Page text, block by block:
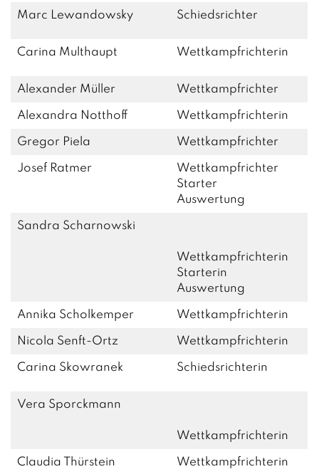
Marc Lewandowsky Schiedsrichter
Carina Multhaupt Wettkampfrichterin
Alexander Müller Wettkampfrichter
Alexandra Notthoff Wettkampfrichterin
Gregor Piela Wettkampfrichter
Josef Ratmer
Wettkampfrichter
Starter
Auswertung
Sandra Scharnowski
Wettkampfrichterin
Starterin
Auswertung
Annika Scholkemper Wettkampfrichterin
Nicola Senft-Ortz Wettkampfrichterin
Carina Skowranek Schiedsrichterin
Vera Sporckmann
Wettkampfrichterin
Claudia Thürstein Wettkampfrichterin